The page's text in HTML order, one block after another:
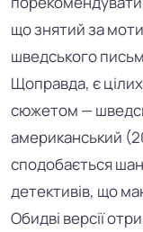
що знятий за
шведського
Щоправда, є
сюжетом —
американський
сподобається
детективів, що
Обидві версії